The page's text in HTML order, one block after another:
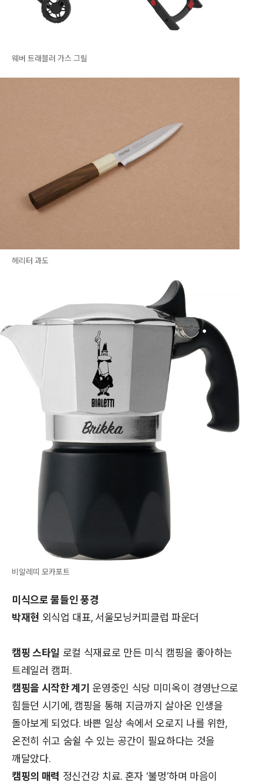
웨버 트래블러 가스 그릴
헤리터 과도
비알레띠 모카포트
미식으로 물들인 풍경
박재현 외식업 대표, 서울모닝커피클럽 파운더
캠핑 스타일 로컬 식재료로 만든 미식 캠핑을 좋아하는
트레일러 캠퍼.
캠핑을 시작한 계기 운영중인 식당 미미옥이 경영난으로
힘들던 시기에, 캠핑을 통해 지금까지 살아온 인생을
돌아보게 되었다. 바쁜 일상 속에서 오로지 나를 위한,
온전히 쉬고 숨쉴 수 있는 공간이 필요하다는 것을
깨달았다.
캠핑의 매력 정신건강 치료. 혼자 ‘불멍’하며 마음이